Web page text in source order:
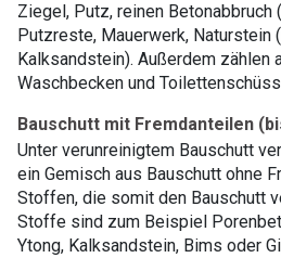
Ziegel, Putz, reinen Betonabbruch
Putzreste, Mauerwerk, Naturstein
Kalksandstein). Außerdem zählen
Waschbecken und
Bauschutt mit Fremdanteilen
Unter verunreinigtem Bauschutt
ein Gemisch aus Bauschutt ohne
Stoffen, die somit den Bauschutt
Stoffe sind zum Beispiel
Ytong, Kalksandstein, Bims oder